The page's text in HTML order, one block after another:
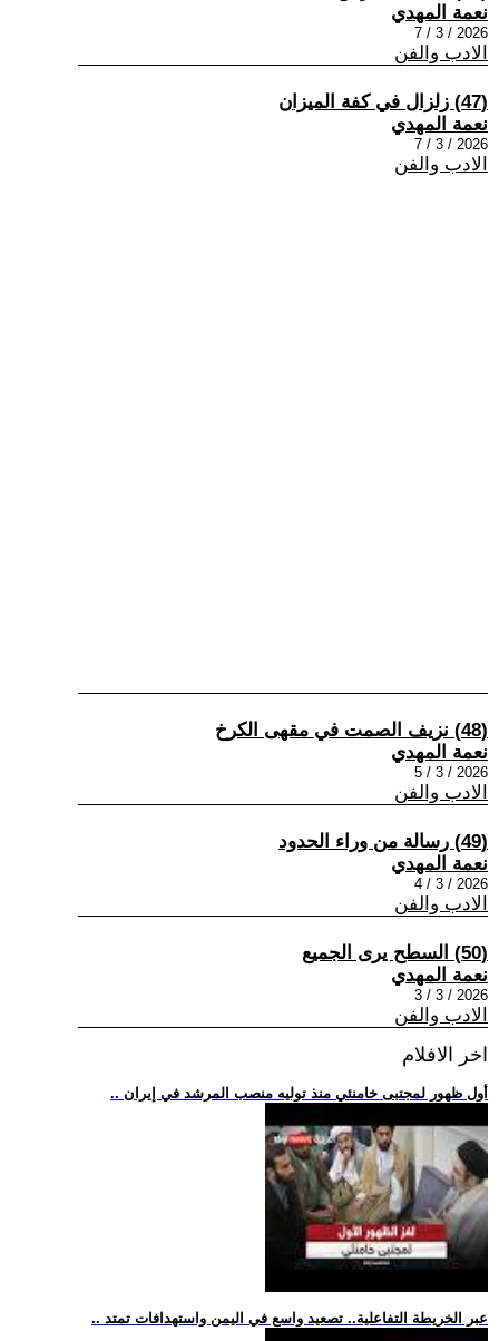
نعمة المهدي
2026 / 3 / 7
الادب والفن
(47) زلزال في كفة الميزان
نعمة المهدي
2026 / 3 / 7
الادب والفن
(48) نزيف الصمت في مقهى الكرخ
نعمة المهدي
2026 / 3 / 5
الادب والفن
(49) رسالة من وراء الحدود
نعمة المهدي
2026 / 3 / 4
الادب والفن
(50) السطح يرى الجميع
نعمة المهدي
2026 / 3 / 3
الادب والفن
اخر الافلام
.. أول ظهور لمجتبى خامنئي منذ توليه منصب المرشد في إيران
.. عبر الخريطة التفاعلية.. تصعيد واسع في اليمن واستهدافات تمتد